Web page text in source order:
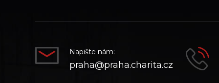
Napište nám:
praha@praha.charita.cz